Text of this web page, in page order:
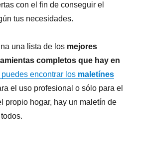
con el fin de conseguir el
tus necesidades.
una lista de los mejores
completos que hay en
encontrar los maletínes
el uso profesional o sólo para el
propio hogar, hay un maletín de